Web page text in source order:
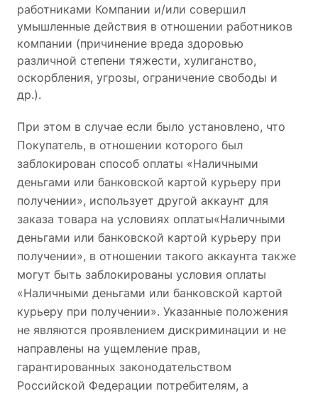
работниками Компании и/или совершил
умышленные действия в отношении работников
компании (причинение вреда здоровью
различной степени тяжести, хулиганство,
оскорбления, угрозы, ограничение свободы и
др.).
При этом в случае если было установлено, что
Покупатель, в отношении которого был
заблокирован способ оплаты «Наличными
деньгами или банковской картой курьеру при
получении», использует другой аккаунт для
заказа товара на условиях оплаты«Наличными
деньгами или банковской картой курьеру при
получении», в отношении такого аккаунта также
могут быть заблокированы условия оплаты
«Наличными деньгами или банковской картой
курьеру при получении». Указанные положения
не являются проявлением дискриминации и не
направлены на ущемление прав,
гарантированных законодательством
Российской Федерации потребителям, а